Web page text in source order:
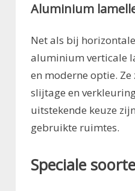
Aluminium
Net als bij
aluminium verticale
en moderne optie.
slijtage en
uitstekende keuze
gebruikte ruimtes.
Speciale